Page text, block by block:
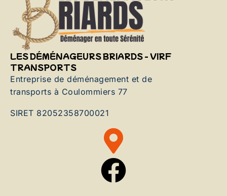
LES DÉMÉNAGEURS BRIARDS - VIRF
TRANSPORTS
Entreprise de déménagement et de
transports à Coulommiers 77
SIRET 82052358700021